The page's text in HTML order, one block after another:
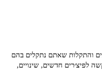
והתקלות שאתם נתקלים בהם
לפיצ׳רים חדשים, שינויים,